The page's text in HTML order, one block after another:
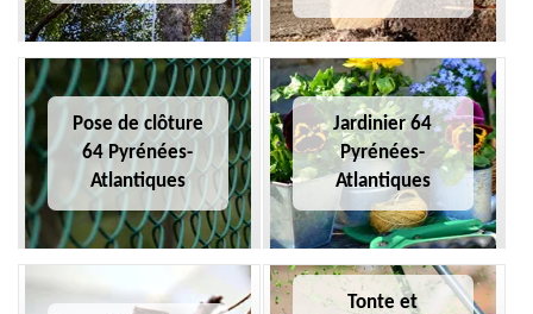
Pose de clôture
64 Pyrénées-
Atlantiques
Jardinier 64
Pyrénées-
Atlantiques
Tonte et